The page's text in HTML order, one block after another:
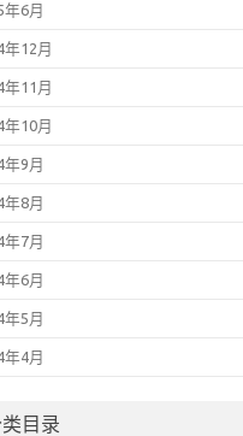
年6月
年12月
年11月
年10月
年9月
年8月
年7月
年6月
年5月
年4月
目录